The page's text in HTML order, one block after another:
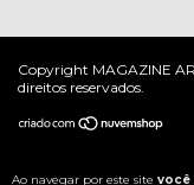
Ao navegar por este site você
Copyright MAGAZINE
direitos reservados.